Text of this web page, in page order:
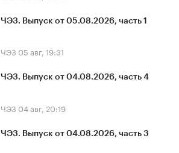
ЧЭЗ. Выпуск от 05.08.2026, часть 1
ЧЭЗ 05 авг, 19:31
ЧЭЗ. Выпуск от 04.08.2026, часть 4
ЧЭЗ 04 авг, 20:19
ЧЭЗ. Выпуск от 04.08.2026, часть 3